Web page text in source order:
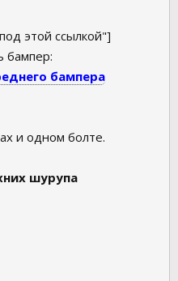
этой ссылкой"]
бампер:
бампера
и одном болте.
шурупа